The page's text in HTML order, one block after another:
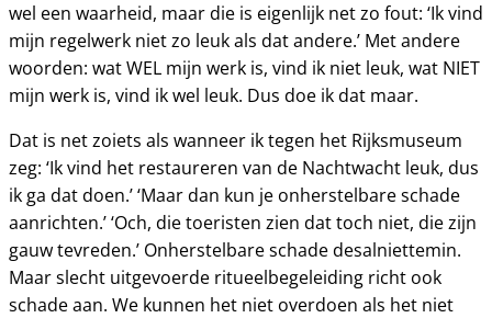
wel een waarheid, maar die is eigenlijk net zo fout: ‘Ik vind
mijn regelwerk niet zo leuk als dat andere.’ Met andere
woorden: wat WEL mijn werk is, vind ik niet leuk, wat NIET
mijn werk is, vind ik wel leuk. Dus doe ik dat maar.
Dat is net zoiets als wanneer ik tegen het Rijksmuseum
zeg: ‘Ik vind het restaureren van de Nachtwacht leuk, dus
ik ga dat doen.’ ‘Maar dan kun je onherstelbare schade
aanrichten.’ ‘Och, die toeristen zien dat toch niet, die zijn
gauw tevreden.’ Onherstelbare schade desalniettemin.
Maar slecht uitgevoerde ritueelbegeleiding richt ook
schade aan. We kunnen het niet overdoen als het niet